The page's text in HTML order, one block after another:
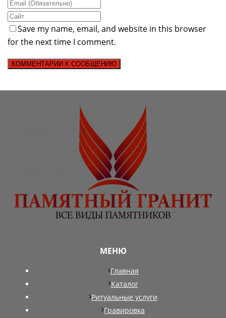
Save my name, email, and website in this browser
for the next time I comment.
МЕНЮ
Главная
Каталог
Ритуальные услуги
Гравировка